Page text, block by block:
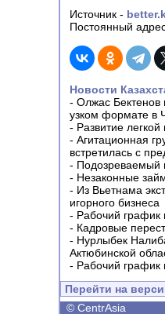
Источник -
Постоянный
Новости
- Олжас Бектенов
узком формате в
- Развитие
- Агитационная
встретилась с
- Подозреваемый
- Незаконные
- Из Вьетнама
игорного бизнеса
- Рабочий график
- Кадровые
- Нурлыбек
Актюбинской
- Рабочий график
Перейти на
© CentrAsia